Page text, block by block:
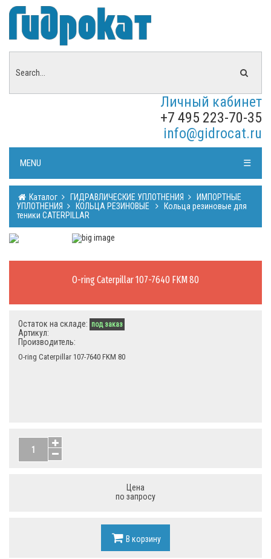
Личный кабинет
+7 495 223-70-35
info@gidrocat.ru
MENU ☰
Каталог ГИДРАВЛИЧЕСКИЕ УПЛОТНЕНИЯ
ИМПОРТНЫЕ
УПЛОТНЕНИЯ
КОЛЬЦА РЕЗИНОВЫЕ
Кольца резиновые для
теники CATERPILLAR
O-ring Caterpillar 107-7640 FKM 80
Остаток на складе: под заказ
Артикул:
Производитель:
O-ring Caterpillar 107-7640 FKM 80
Цена
по запросу
В корзину